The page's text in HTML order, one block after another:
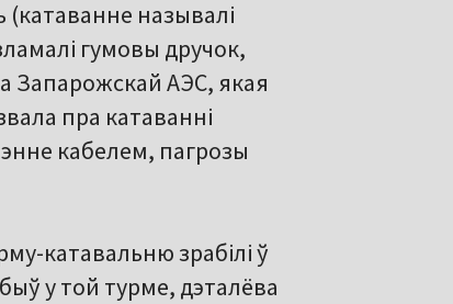
(катаванне называлі
гумовы дручок,
Запарожскай АЭС, якая
пра катаванні
кабелем, пагрозы
катавальню зрабілі ў
у той турме, дэталёва